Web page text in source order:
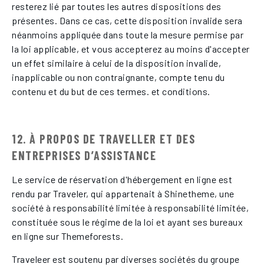
resterez lié par toutes les autres dispositions des
présentes. Dans ce cas, cette disposition invalide sera
néanmoins appliquée dans toute la mesure permise par
la loi applicable, et vous accepterez au moins d'accepter
un effet similaire à celui de la disposition invalide,
inapplicable ou non contraignante, compte tenu du
contenu et du but de ces termes. et conditions.
12. À PROPOS DE TRAVELLER ET DES
ENTREPRISES D’ASSISTANCE
Le service de réservation d'hébergement en ligne est
rendu par Traveler, qui appartenait à Shinetheme, une
société à responsabilité limitée à responsabilité limitée,
constituée sous le régime de la loi et ayant ses bureaux
en ligne sur Themeforests.
Traveleer est soutenu par diverses sociétés du groupe